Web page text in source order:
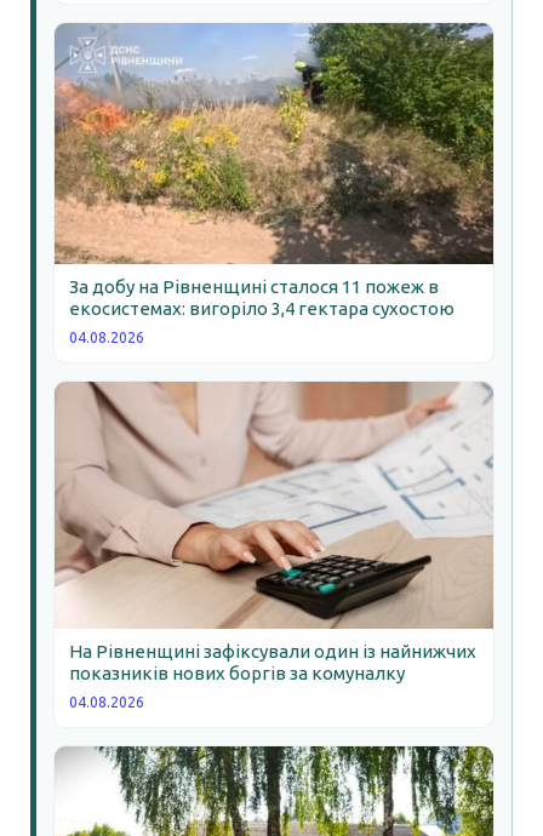
За добу на Рівненщині сталося 11 пожеж в
екосистемах: вигоріло 3,4 гектара сухостою
04.08.2026
На Рівненщині зафіксували один із найнижчих
показників нових боргів за комуналку
04.08.2026